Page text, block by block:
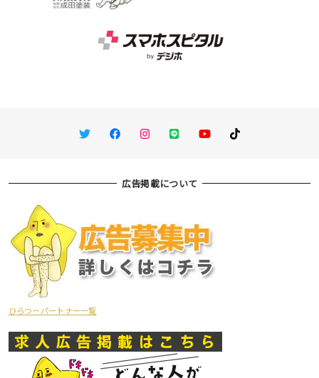
TwitterFacebookInstagram
LINE You TubeTikTok
広告掲載について
ひらつーパートナー一覧